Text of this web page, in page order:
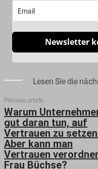
Newsletter
Lesen Sie die
Previous article
Warum
gut daran tun, auf
Vertrauen zu
Aber kann man
Vertrauen
Frau Büchse?